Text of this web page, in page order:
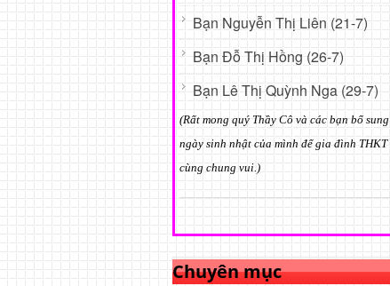
Bạn Nguyễn Thị Liên (21-7)
Bạn Đỗ Thị Hồng (26-7)
Bạn Lê Thị Quỳnh Nga (29-7)
(Rất mong quý Thầy Cô và các bạn bổ sung
ngày sinh nhật của mình để gia đình THKT
cùng chung vui.)
Chuyên mục